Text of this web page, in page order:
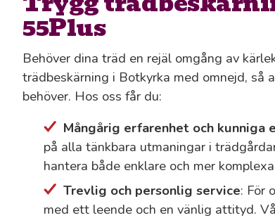
55Plus
Behöver dina träd en rejäl omgång av
trädbeskärning i Botkyrka med omnejd, så
behöver. Hos oss får du:
Mångårig erfarenhet och kunniga
på alla tänkbara utmaningar i
hantera både enklare och mer
Trevlig och personlig service: För
med ett leende och en vänlig attityd.